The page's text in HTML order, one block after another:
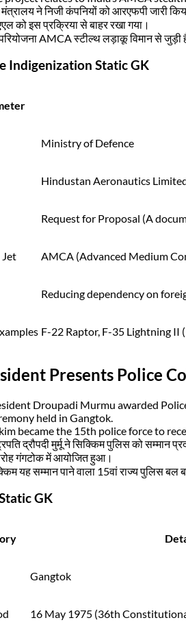
मंत्रालय ने निजी कंपनियों को आरएफपी जारी
को इस प्रक्रिया से बाहर रखा गया।
AMCA स्टील्थ लड़ाकू विमान से जुड़ी
Indigenization Static GK
Ministry of Defence
Hindustan Aeronautics
Request for Proposal (A
AMCA (Advanced Medium
Reducing dependency on
F-22 Raptor, F-35 Lightning II
Presents Police
Droupadi Murmu awarded
held in Gangtok.
became the 15th police force to
द्रौपदी मुर्मू ने सिक्किम पुलिस को सम्मान
गंगटोक में आयोजित हुआ।
यह सम्मान पाने वाला 15वां राज्य पुलिस बल
GK
Gangtok
16 May 1975 (36th